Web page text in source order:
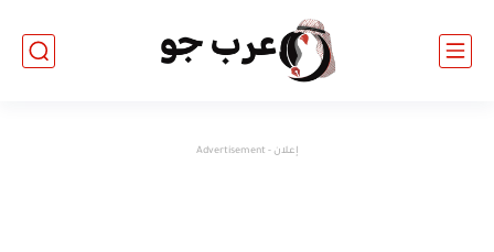
إعلان - Advertisement